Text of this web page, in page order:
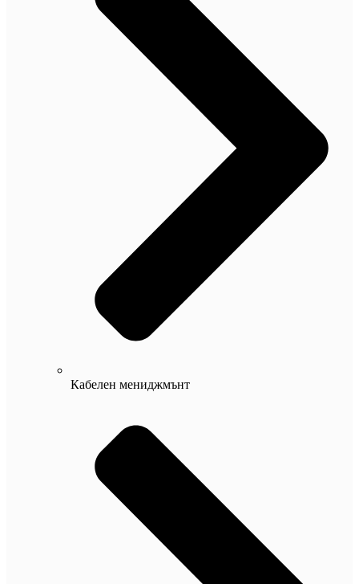
Кабелен мениджмънт